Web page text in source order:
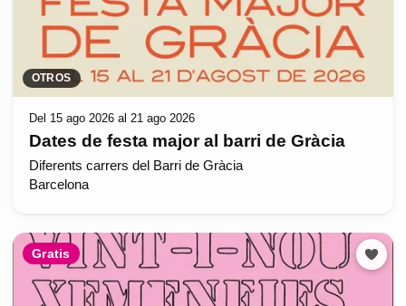
OTROS
Del 15 ago 2026 al 21 ago 2026
Dates de festa major al barri de Gràcia
Diferents carrers del Barri de Gràcia
Barcelona
Gratis